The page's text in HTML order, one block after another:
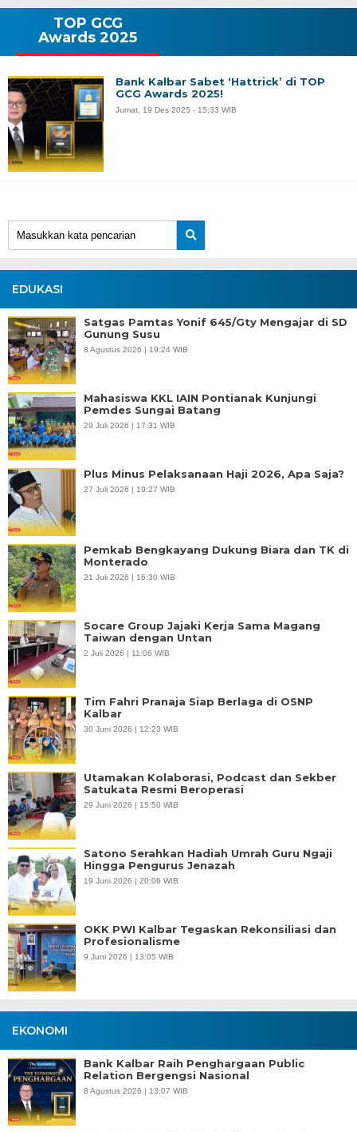
EDUKASI
Satgas Pamtas Yonif 645/Gty Mengajar di SD
Gunung Susu
8 Agustus 2026 | 19:24 WIB
Mahasiswa KKL IAIN Pontianak Kunjungi
Pemdes Sungai Batang
29 Juli 2026 | 17:31 WIB
Plus Minus Pelaksanaan Haji 2026, Apa Saja?
27 Juli 2026 | 19:27 WIB
Pemkab Bengkayang Dukung Biara dan TK di
Monterado
21 Juli 2026 | 16:30 WIB
Socare Group Jajaki Kerja Sama Magang
Taiwan dengan Untan
2 Juli 2026 | 11:06 WIB
Tim Fahri Pranaja Siap Berlaga di OSNP
Kalbar
30 Juni 2026 | 12:23 WIB
Utamakan Kolaborasi, Podcast dan Sekber
Satukata Resmi Beroperasi
29 Juni 2026 | 15:50 WIB
Satono Serahkan Hadiah Umrah Guru Ngaji
Hingga Pengurus Jenazah
19 Juni 2026 | 20:06 WIB
OKK PWI Kalbar Tegaskan Rekonsiliasi dan
Profesionalisme
9 Juni 2026 | 13:05 WIB
EKONOMI
Bank Kalbar Raih Penghargaan Public
Relation Bergengsi Nasional
8 Agustus 2026 | 13:07 WIB
TOP GCG
Awards 2025
Bank Kalbar Sabet ‘Hattrick’ di TOP
GCG Awards 2025!
Jumat, 19 Des 2025 - 15:33 WIB